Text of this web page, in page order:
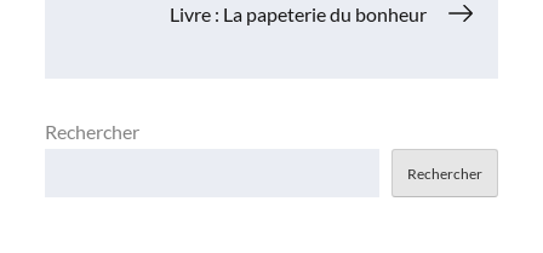
Livre : La papeterie du bonheur
Rechercher
Rechercher